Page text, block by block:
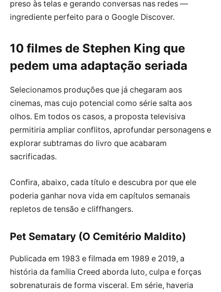
preso às telas e gerando conversas nas redes —
ingrediente perfeito para o Google Discover.
10 filmes de Stephen King que
pedem uma adaptação seriada
Selecionamos produções que já chegaram aos
cinemas, mas cujo potencial como série salta aos
olhos. Em todos os casos, a proposta televisiva
permitiria ampliar conflitos, aprofundar personagens e
explorar subtramas do livro que acabaram
sacrificadas.
Confira, abaixo, cada título e descubra por que ele
poderia ganhar nova vida em capítulos semanais
repletos de tensão e cliffhangers.
Pet Sematary (O Cemitério Maldito)
Publicada em 1983 e filmada em 1989 e 2019, a
história da família Creed aborda luto, culpa e forças
sobrenaturais de forma visceral. Em série, haveria